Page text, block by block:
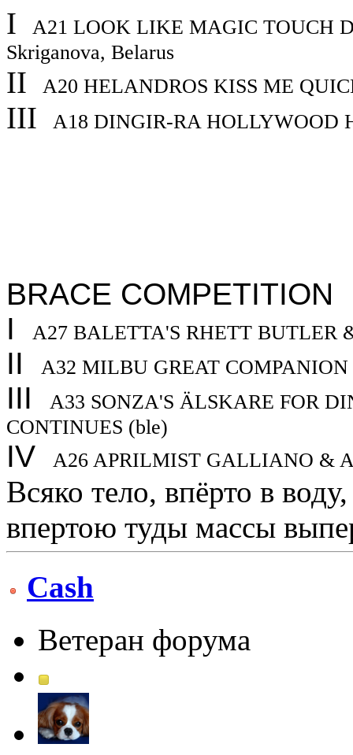
I A21 LOOK LIKE MAGIC TOUCH
Skriganova, Belarus
II A20 HELANDROS KISS ME
III A18 DINGIR-RA HOLLYWOOD
BRACE COMPETITION
I
A27 BALETTA'S RHETT BUTLER
II A32 MILBU GREAT COMPANION
III A33 SONZA'S ÄLSKARE FOR
CONTINUES (ble)
IV A26 APRILMIST GALLIANO &
Всяко тело, впёрто в
впертою туды массы
Cash
Ветеран форума